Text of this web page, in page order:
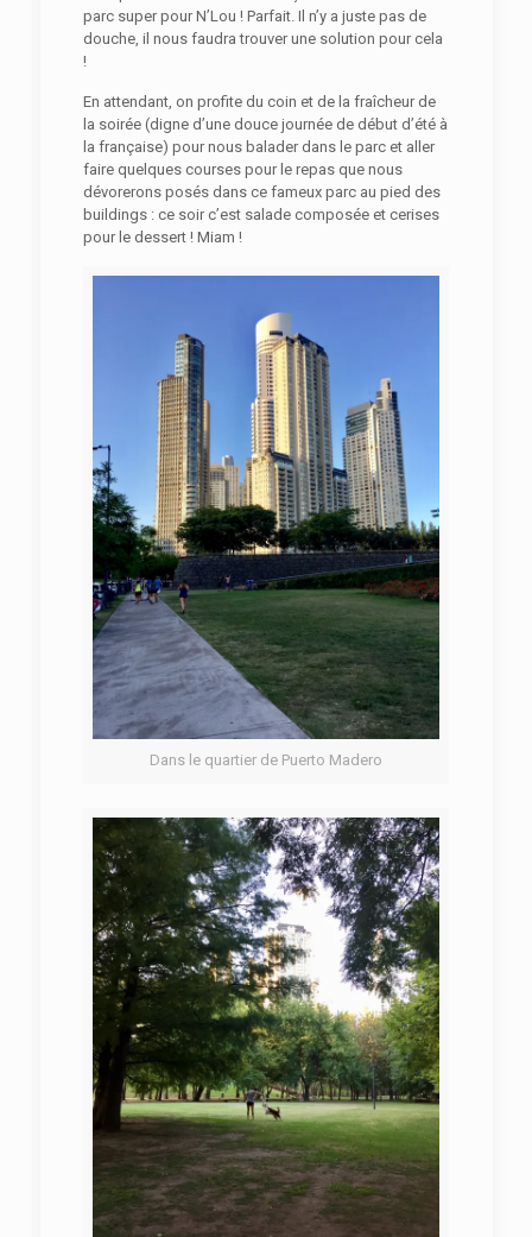
parc super pour N’Lou ! Parfait. Il n’y a juste pas de
douche, il nous faudra trouver une solution pour cela
!
En attendant, on profite du coin et de la fraîcheur de
la soirée (digne d’une douce journée de début d’été à
la française) pour nous balader dans le parc et aller
faire quelques courses pour le repas que nous
dévorerons posés dans ce fameux parc au pied des
buildings : ce soir c’est salade composée et cerises
pour le dessert ! Miam !
Dans le quartier de Puerto Madero